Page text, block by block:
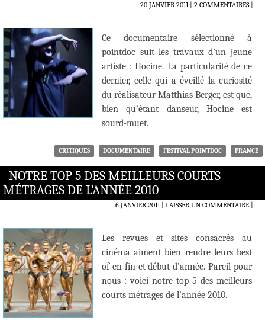
20 JANVIER 2011 2 COMMENTAIRES|
Ce documentaire sélectionné à
pointdoc suit les travaux d’un jeune
artiste : Hocine. La particularité de ce
dernier, celle qui a éveillé la curiosité
du réalisateur Matthias Berger, est que,
bien qu’étant danseur, Hocine est
sourd-muet.
CRITIQUES DOCUMENTAIRE FESTIVAL POINTDOC FRANCE
NOTRE TOP 5 DES MEILLEURS COURTS
MÉTRAGES DE L’ANNÉE 2010
6 JANVIER 2011 LAISSER UN COMMENTAIRE|
Les revues et sites consacrés au
cinéma aiment bien rendre leurs best
of en fin et début d’année. Pareil pour
nous : voici notre top 5 des meilleurs
courts métrages de l’année 2010.